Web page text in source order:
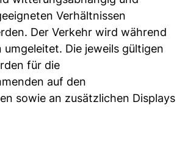
Verhältnissen
Der Verkehr wird während
umgeleitet. Die jeweils gültigen
für die
auf den
sowie an zusätzlichen Displays